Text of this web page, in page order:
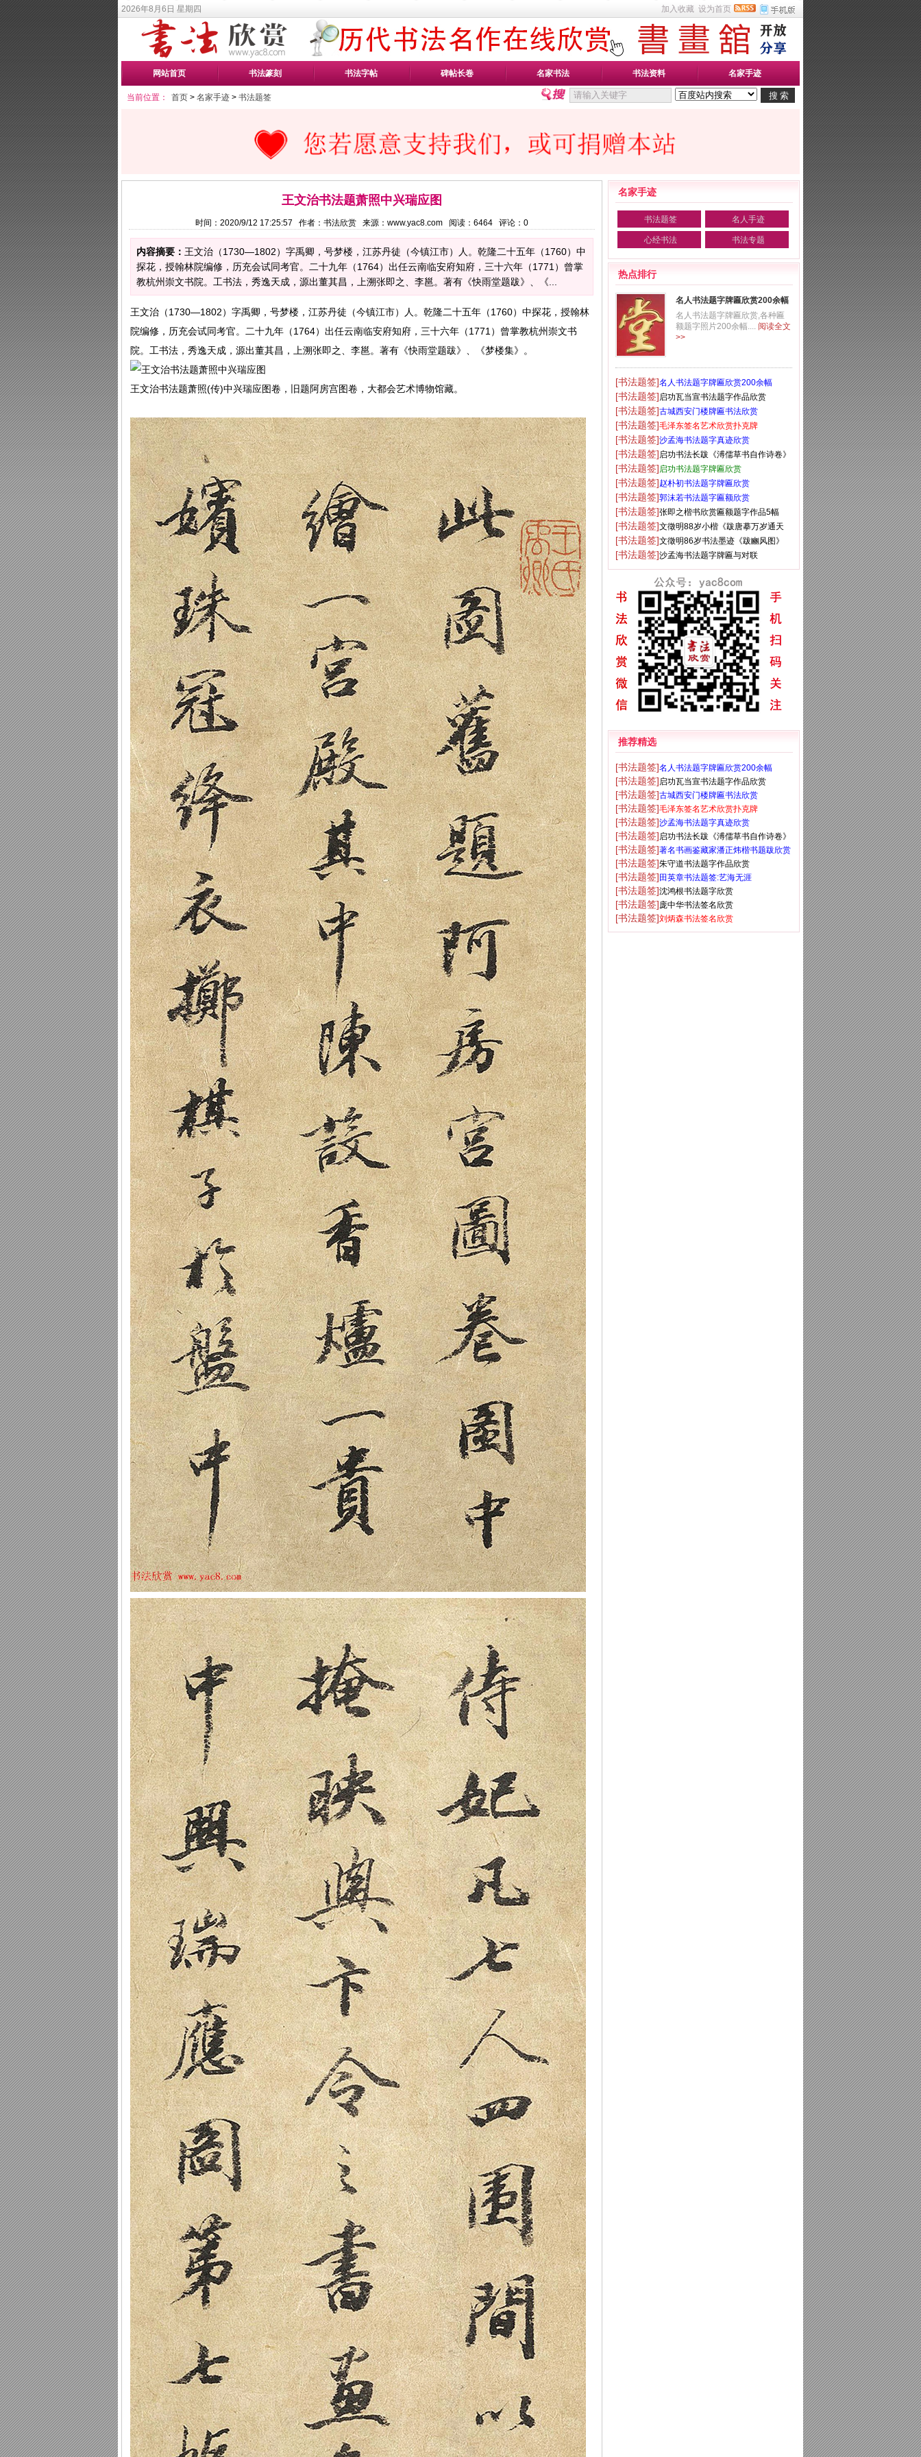
2026年8月6日 星期四 加入收藏 设为首页
网站首页 书法篆刻 书法字帖 碑帖长卷 名家书法 书法资料 名家手迹
当前位置： 首页 > 名家手迹 > 书法题签
王文治书法题萧照中兴瑞应图
时间：2020/9/12 17:25:57 作者：书法欣赏 来源：www.yac8.com 阅读： 6464 评论： 0
内容摘要： 王文治（1730—1802）字禹卿，号梦楼，江苏丹徒（今镇江市）人。乾隆二十五年（1760）中
探花，授翰林院编修，历充会试同考官。二十九年（1764）出任云南临安府知府，三十六年（1771）曾掌
教杭州崇文书院。工书法，秀逸天成，源出董其昌，上溯张即之、李邕。著有《快雨堂题跋》、《...
王文治（1730—1802）字禹卿，号梦楼，江苏丹徒（今镇江市）人。乾隆二十五年（1760）中探花，授翰林
院编修，历充会试同考官。二十九年（1764）出任云南临安府知府，三十六年（1771）曾掌教杭州崇文书
院。工书法，秀逸天成，源出董其昌，上溯张即之、李邕。著有《快雨堂题跋》、《梦楼集》。
王文治书法题萧照(传)中兴瑞应图卷，旧题阿房宫图卷，大都会艺术博物馆藏。
名家手迹
书法题签 名人手迹
心经书法 书法专题
热点排行
名人书法题字牌匾欣赏200余幅
名人书法题字牌匾欣赏,各种匾
额题字照片200余幅.... 阅读全文
>>
[书法题签]名人书法题字牌匾欣赏200余幅
[书法题签]启功瓦当宣书法题字作品欣赏
[书法题签]古城西安门楼牌匾书法欣赏
[书法题签]毛泽东签名艺术欣赏扑克牌
[书法题签]沙孟海书法题字真迹欣赏
[书法题签]启功书法长跋《溥儒草书自作诗卷》
[书法题签]启功书法题字牌匾欣赏
[书法题签]赵朴初书法题字牌匾欣赏
[书法题签]郭沫若书法题字匾额欣赏
[书法题签]张即之楷书欣赏匾额题字作品5幅
[书法题签]文徵明88岁小楷《跋唐摹万岁通天
帖》
[书法题签]文徵明86岁书法墨迹《跋豳风图》
[书法题签]沙孟海书法题字牌匾与对联
推荐精选
[书法题签]名人书法题字牌匾欣赏200余幅
[书法题签]启功瓦当宣书法题字作品欣赏
[书法题签]古城西安门楼牌匾书法欣赏
[书法题签]毛泽东签名艺术欣赏扑克牌
[书法题签]沙孟海书法题字真迹欣赏
[书法题签]启功书法长跋《溥儒草书自作诗卷》
[书法题签]著名书画鉴藏家潘正炜楷书题跋欣赏
[书法题签]朱守道书法题字作品欣赏
[书法题签] 田英章书法题签:艺海无涯
[书法题签]沈鸿根书法题字欣赏
[书法题签]庞中华书法签名欣赏
[书法题签]刘炳森书法签名欣赏